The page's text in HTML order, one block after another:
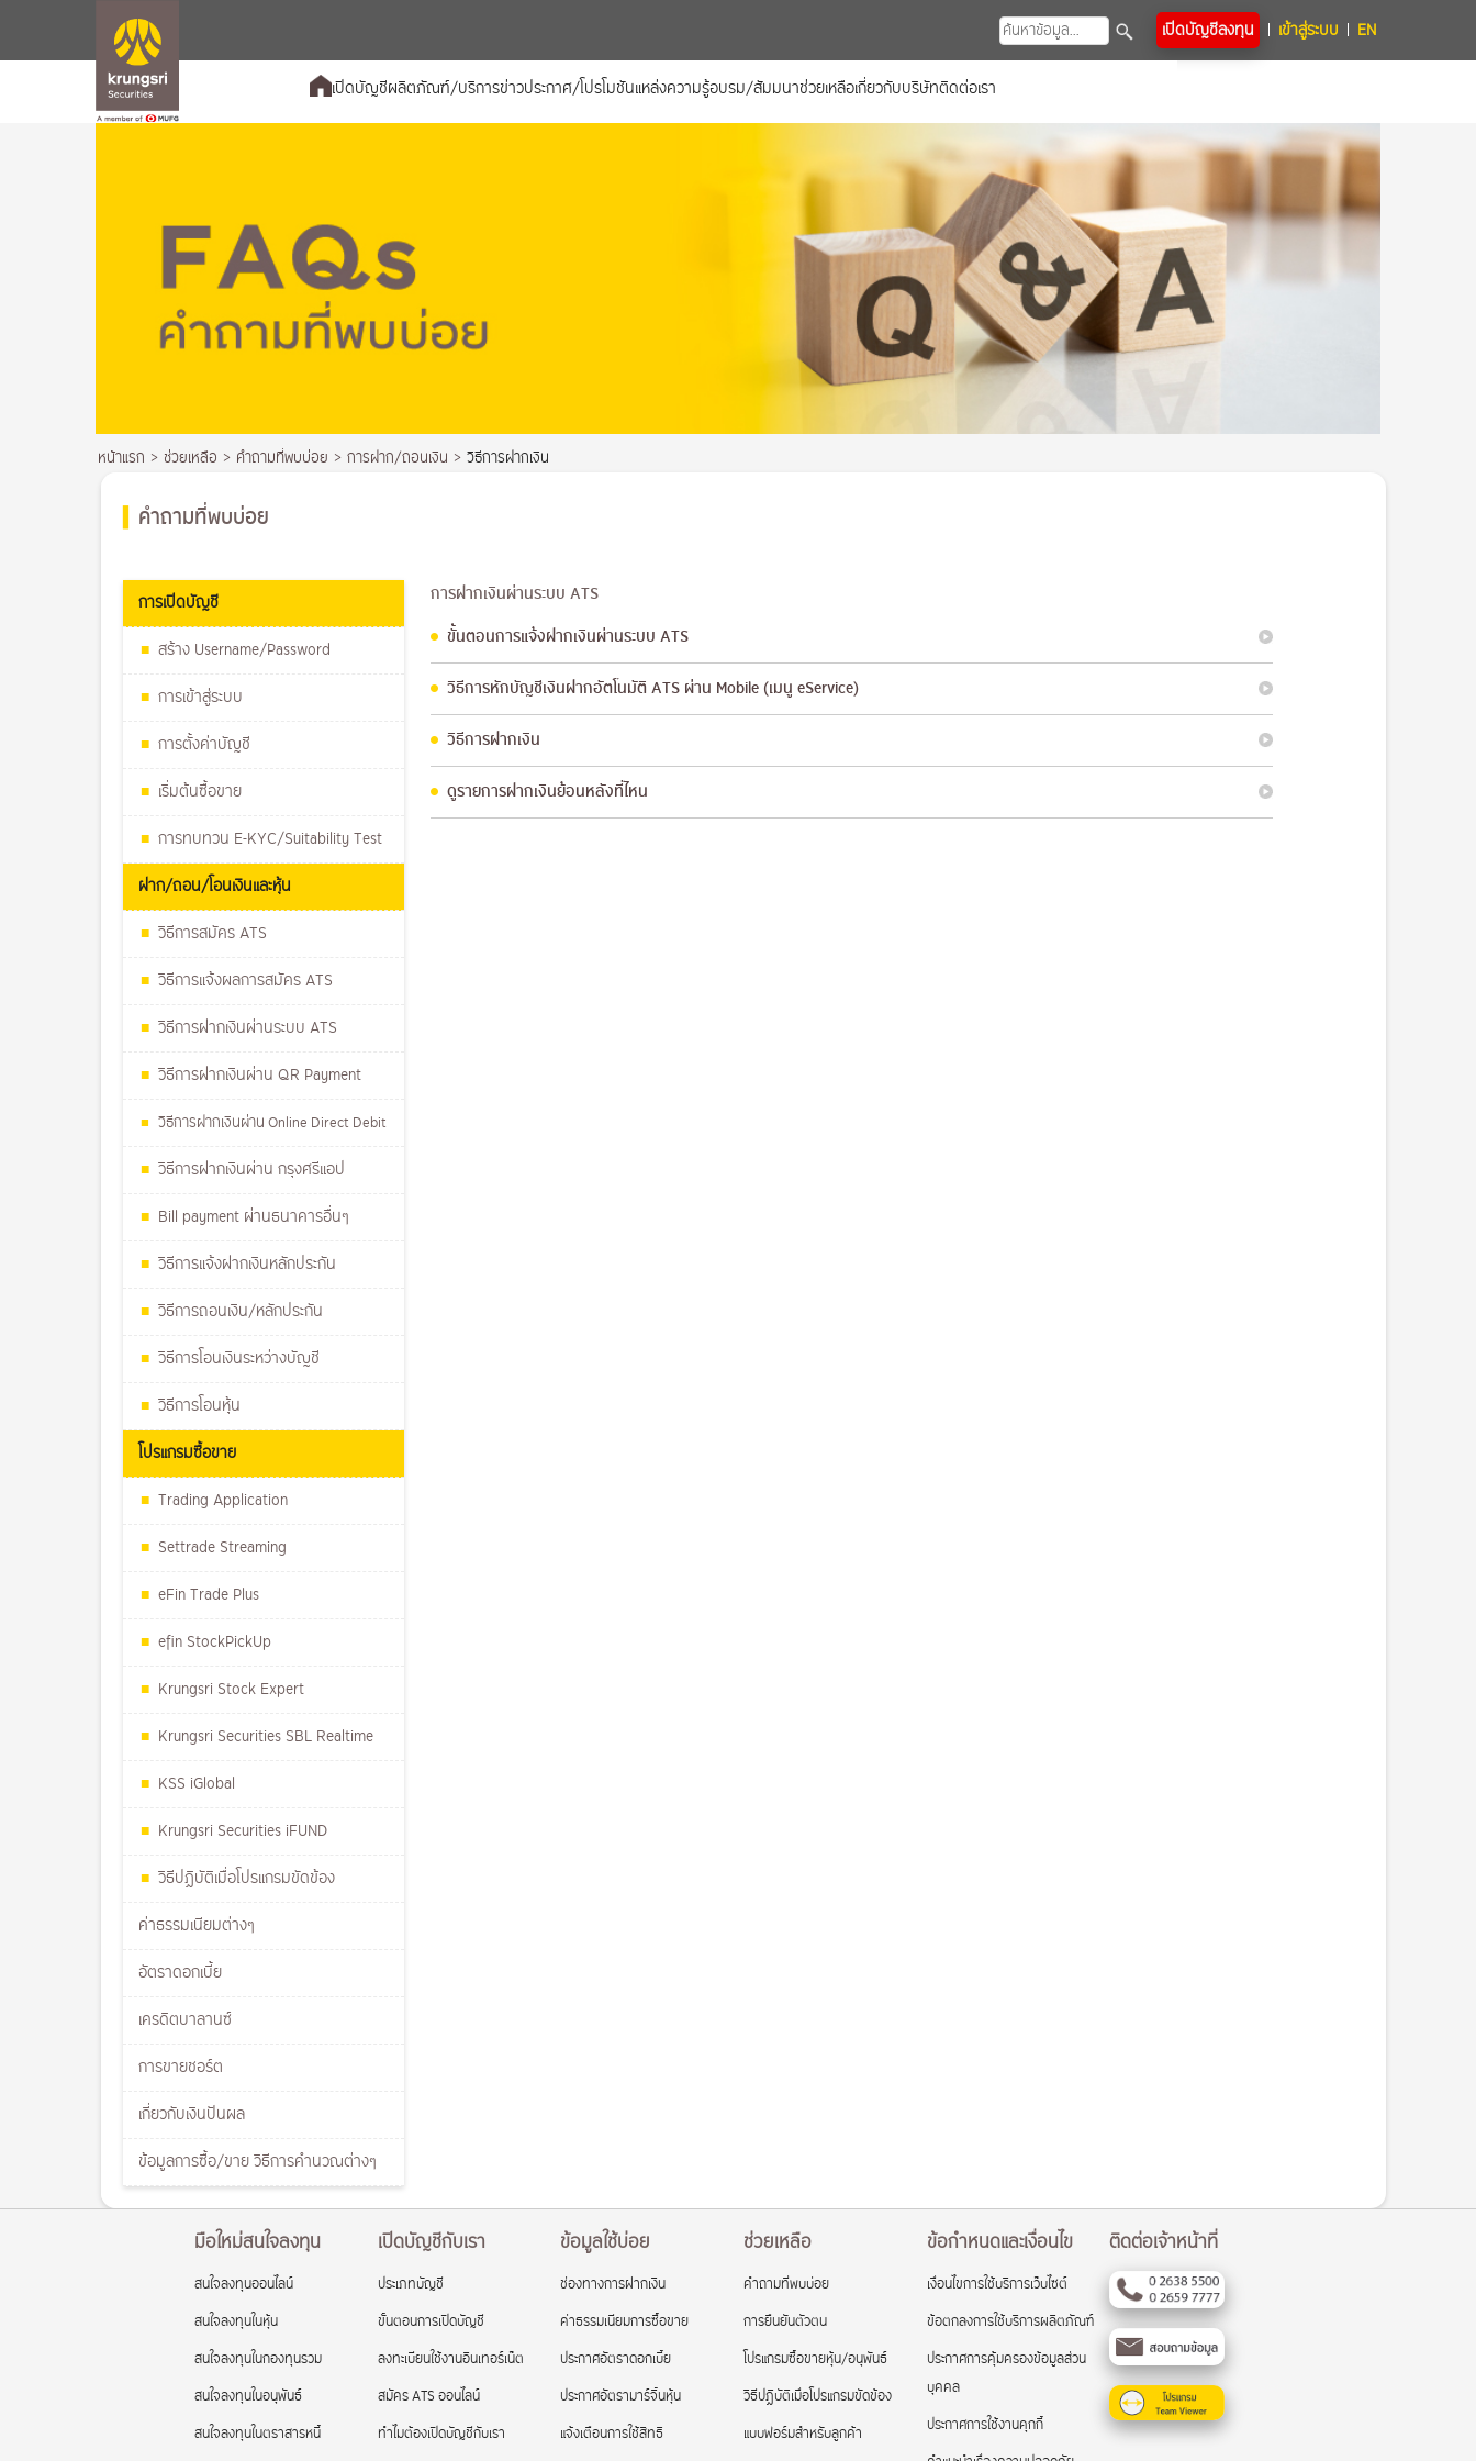
เปิดบัญชีลงทุน เข้าสู่ระบบ EN
เปิดบัญชีผลิตภัณฑ์/บริการข่าวประกาศ/โปรโมชันแหล่งความรู้อบรม/สัมมนาช่วยเหลือเกี่ยวกับบริษัทติดต่อเรา
หน้าแรก > ช่วยเหลือ > คำถามที่พบบ่อย > การฝาก/ถอนเงิน > วิธีการฝากเงิน
คำถามที่พบบ่อย
การเปิดบัญชี
สร้าง Username/Password
การเข้าสู่ระบบ
การตั้งค่าบัญชี
เริ่มต้นซื้อขาย
การทบทวน E-KYC/Suitability Test
ฝาก/ถอน/โอนเงินและหุ้น
วิธีการสมัคร ATS
วิธีการแจ้งผลการสมัคร ATS
วิธีการฝากเงินผ่านระบบ ATS
วิธีการฝากเงินผ่าน QR Payment
วิธีการฝากเงินผ่าน Online Direct Debit
วิธีการฝากเงินผ่าน กรุงศรีแอป
Bill payment ผ่านธนาคารอื่นๆ
วิธีการแจ้งฝากเงินหลักประกัน
วิธีการถอนเงิน/หลักประกัน
วิธีการโอนเงินระหว่างบัญชี
วิธีการโอนหุ้น
โปรแกรมซื้อขาย
Trading Application
Settrade Streaming
eFin Trade Plus
efin StockPickUp
Krungsri Stock Expert
Krungsri Securities SBL Realtime
KSS iGlobal
Krungsri Securities iFUND
วิธีปฏิบัติเมื่อโปรแกรมขัดข้อง
ค่าธรรมเนียมต่างๆ
อัตราดอกเบี้ย
เครดิตบาลานซ์
การขายชอร์ต
เกี่ยวกับเงินปันผล
ข้อมูลการซื้อ/ขาย วิธีการคำนวณต่างๆ
การฝากเงินผ่านระบบ ATS
ขั้นตอนการแจ้งฝากเงินผ่านระบบ ATS
วิธีการหักบัญชีเงินฝากอัตโนมัติ ATS ผ่าน Mobile (เมนู eService)
วิธีการฝากเงิน
ดูรายการฝากเงินย้อนหลังที่ไหน
มือใหม่สนใจลงทุน
สนใจลงทุนออนไลน์
สนใจลงทุนในหุ้น
สนใจลงทุนในกองทุนรวม
สนใจลงทุนในอนุพันธ์
สนใจลงทุนในตราสารหนี้
เปิดบัญชีกับเรา
ประเภทบัญชี
ขั้นตอนการเปิดบัญชี
ลงทะเบียนใช้งานอินเทอร์เน็ต
สมัคร ATS ออนไลน์
ทำไมต้องเปิดบัญชีกับเรา
ข้อมูลใช้บ่อย
ช่องทางการฝากเงิน
ค่าธรรมเนียมการซื้อขาย
ประกาศอัตราดอกเบี้ย
ประกาศอัตรามาร์จิ้นหุ้น
แจ้งเตือนการใช้สิทธิ
ช่วยเหลือ
คำถามที่พบบ่อย
การยืนยันตัวตน
โปรแกรมซื้อขายหุ้น/อนุพันธ์
วิธีปฏิบัติเมื่อโปรแกรมขัดข้อง
แบบฟอร์มสำหรับลูกค้า
ข้อกำหนดและเงื่อนไข
เงื่อนไขการใช้บริการเว็บไซต์
ข้อตกลงการใช้บริการผลิตภัณฑ์
ประกาศการคุ้มครองข้อมูลส่วน
บุคคล
ประกาศการใช้งานคุกกี้
ติดต่อเจ้าหน้าที่